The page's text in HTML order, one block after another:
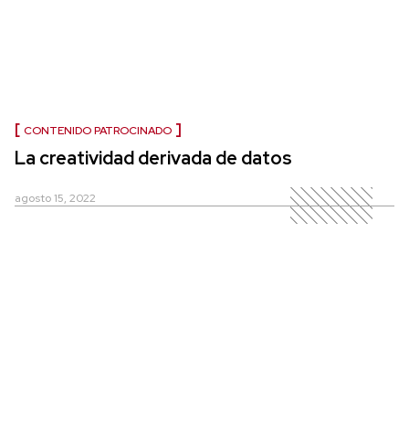
CONTENIDO PATROCINADO
La creatividad derivada de datos
agosto 15, 2022